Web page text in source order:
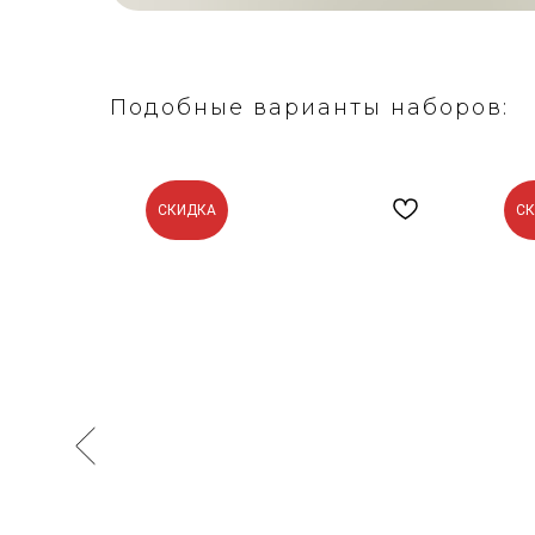
Подобные варианты наборов:
СКИДКА